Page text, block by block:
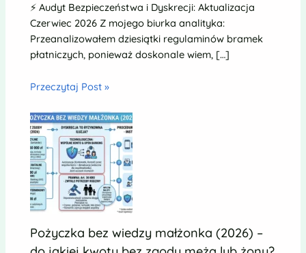
⚡ Audyt Bezpieczeństwa i Dyskrecji: Aktualizacja
Czerwiec 2026 Z mojego biurka analityka:
Przeanalizowałem dziesiątki regulaminów bramek
płatniczych, ponieważ doskonale wiem, […]
Przeczytaj Post »
Pożyczka bez wiedzy małżonka (2026) –